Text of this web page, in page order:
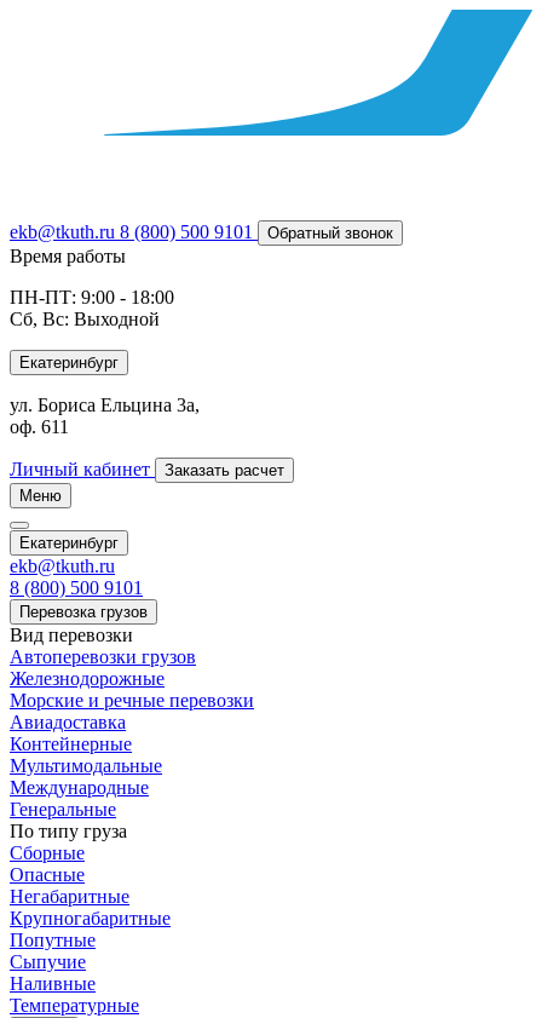
ekb@tkuth.ru 8 (800) 500 9101 Обратный звонок
Время работы
ПН-ПТ: 9:00 - 18:00
Сб, Вс: Выходной
Екатеринбург
ул. Бориса Ельцина 3а,
оф. 611
Личный кабинет
Заказать расчет
Меню
Екатеринбург
ekb@tkuth.ru
8 (800) 500 9101
Перевозка грузов
Вид перевозки
Автоперевозки грузов
Железнодорожные
Морские и речные перевозки
Авиадоставка
Контейнерные
Мультимодальные
Международные
Генеральные
По типу груза
Сборные
Опасные
Негабаритные
Крупногабаритные
Попутные
Сыпучие
Наливные
Температурные